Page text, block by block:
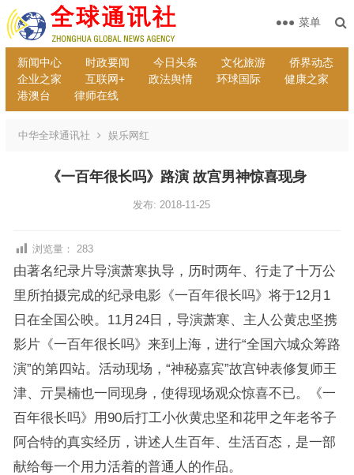
新闻中心 时政要闻 今日头条 文化旅游
侨界动态
企业之家
互联网+ 政法舆情 环球国际
健康之家
港澳台
律师在线
菜单
中华全球通讯社 娱乐网红
《一百年很长吗》路演 故宫男神惊喜现身
发布: 2018-11-25
浏览量： 283
由著名纪录片导演萧寒执导，历时两年、行走了十万公
里所拍摄完成的纪录电影《一百年很长吗》将于12月1
日在全国公映。11月24日，导演萧寒、主人公黄忠坚携
影片《一百年很长吗》来到上海，进行“全国六城众筹路
演”的第四站。活动现场，“神秘嘉宾”故宫钟表修复师王
津、亓昊楠也一同现身，使得现场观众惊喜不已。《一
百年很长吗》用90后打工小伙黄忠坚和花甲之年老爷子
阿合特的真实经历，讲述人生百年、生活百态，是一部
献给每一个用力活着的普通人的作品。